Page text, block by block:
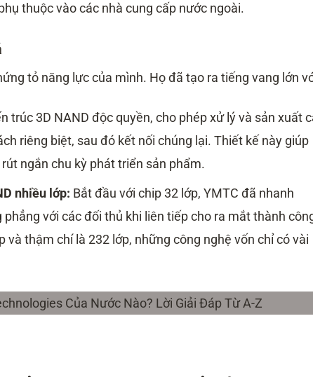
thuộc vào các nhà cung cấp nước ngoài.
tỏ năng lực của mình. Họ đã tạo ra tiếng vang lớn
trúc 3D NAND độc quyền, cho phép xử lý và sản xuất
riêng biệt, sau đó kết nối chúng lại. Thiết kế này giúp
ngắn chu kỳ phát triển sản phẩm.
nhiều lớp: Bắt đầu với chip 32 lớp, YMTC đã nhanh
với các đối thủ khi liên tiếp cho ra mắt thành
và thậm chí là 232 lớp, những công nghệ vốn chỉ có vài